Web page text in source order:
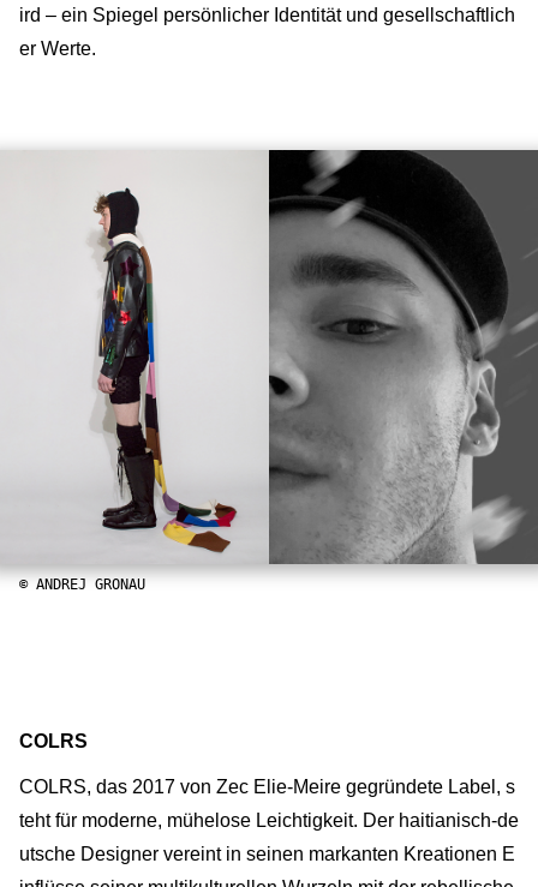
ird – ein Spiegel persönlicher Identität und gesellschaftlich
er Werte.
© ANDREJ GRONAU
COLRS
COLRS, das 2017 von Zec Elie-Meire gegründete Label, s
teht für moderne, mühelose Leichtigkeit. Der haitianisch-de
utsche Designer vereint in seinen markanten Kreationen E